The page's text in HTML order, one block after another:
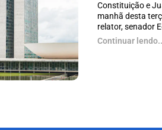
Constituição e
manhã desta
relator, senador
Continuar